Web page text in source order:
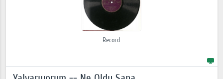
Record